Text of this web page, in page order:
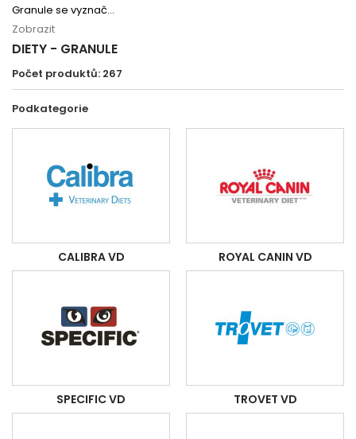
Granule se vyznač...
Zobrazit
DIETY - GRANULE
Počet produktů: 267
Podkategorie
CALIBRA VD ROYAL CANIN VD
SPECIFIC VD TROVET VD